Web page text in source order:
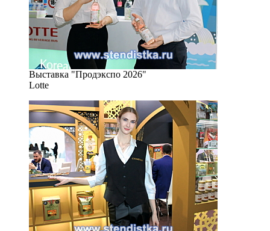
Выставка "Продэкспо 2026"
Lotte